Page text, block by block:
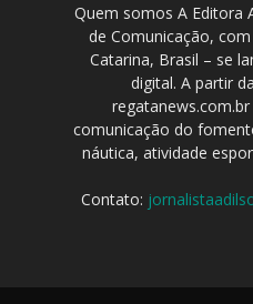
Quem somos A Editora
de Comunicação,
Catarina, Brasil – se
digital. A partir
comunicação do
náutica, atividade
Contato: